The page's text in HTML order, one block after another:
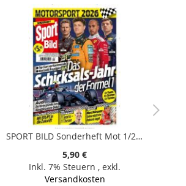
SPORT BILD Sonderheft Mot 1/2026 "Das Schicksals-Jahr der Formel 1"
5,90 €
Inkl. 7% Steuern , exkl.
Versandkosten